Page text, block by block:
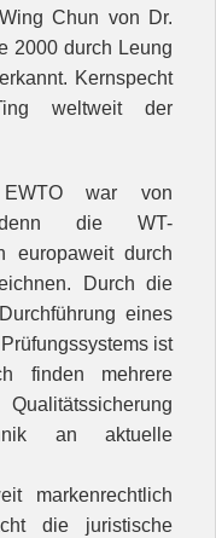
Chun von Dr.
2000 durch Leung
Kernspecht
weltweit der
EWTO war von
die WT-
europaweit durch
Durch die
eines
ist
finden mehrere
an aktuelle
markenrechtlich
die juristische